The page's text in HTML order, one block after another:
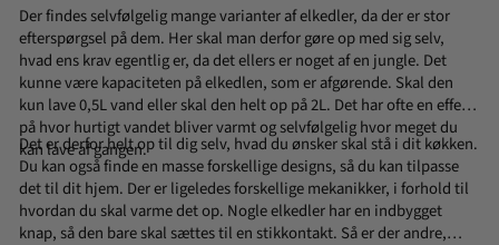
Der findes selvfølgelig mange varianter af elkedler, da der er stor
efterspørgsel på dem. Her skal man derfor gøre op med sig selv,
hvad ens krav egentlig er, da det ellers er noget af en jungle. Det
kunne være kapaciteten på elkedlen, som er afgørende. Skal den
kun lave 0,5L vand eller skal den helt op på 2L. Det har ofte en effekt
på hvor hurtigt vandet bliver varmt og selvfølgelig hvor meget du
kan lave af gangen.
Det er derfor helt op til dig selv, hvad du ønsker skal stå i dit køkken.
Du kan også finde en masse forskellige designs, så du kan tilpasse
det til dit hjem. Der er ligeledes forskellige mekanikker, i forhold til
hvordan du skal varme det op. Nogle elkedler har en indbygget
knap, så den bare skal sættes til en stikkontakt. Så er der andre,